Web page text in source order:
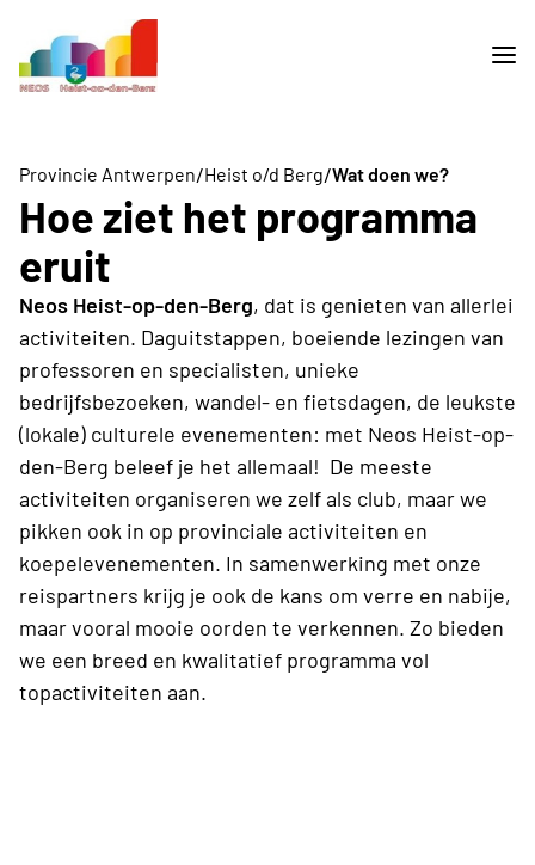
Provincie Antwerpen/Heist o/d Berg/Wat doen we?
Hoe ziet het programma
eruit
Neos Heist-op-den-Berg, dat is genieten van allerlei
activiteiten. Daguitstappen, boeiende lezingen van
professoren en specialisten, unieke
bedrijfsbezoeken, wandel- en fietsdagen, de leukste
(lokale) culturele evenementen: met Neos Heist-op-
den-Berg beleef je het allemaal! De meeste
activiteiten organiseren we zelf als club, maar we
pikken ook in op provinciale activiteiten en
koepelevenementen. In samenwerking met onze
reispartners krijg je ook de kans om verre en nabije,
maar vooral mooie oorden te verkennen. Zo bieden
we een breed en kwalitatief programma vol
topactiviteiten aan.